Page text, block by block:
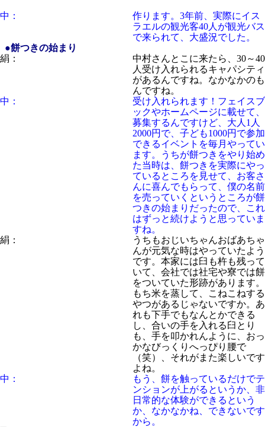
中：
作ります。3年前、実際にイス
ラエルの観光客40人が観光バス
で来られて、大盛況でした。
●餅つきの始まり
絹：
中村さんとこに来たら、30～40
人受け入れられるキャパシティ
があるんですね。なかなかのも
んですね。
中：
受け入れられます！ フェイスブ
ックやホームページに載せて、
募集するんですけど、大人1人
2000円で、子ども1000円で参加
できるイベントを毎月やってい
ます。うちが餅つきをやり始め
た当時は、餅つきを実際にやっ
ているところを見せて、お客さ
んに喜んでもらって、僕の名前
を売っていくというところが餅
つきの始まりだったので、これ
はずっと続けようと思っていま
すね。
絹：
うちもおじいちゃんおばあちゃ
んが元気な時はやっていたよう
です。本家には臼も杵も残って
いて、会社では社宅や寮では餅
をついていた形跡があります。
もち米を蒸して、こねこねする
やつがあるじゃないですか。あ
れも下手でもなんとかできる
し、合いの手を入れる臼とり
も、手を叩かれんように、おっ
かなびっくりへっぴり腰で
（笑）、それがまた楽しいです
よね。
中：
もう、餅を触っているだけでテ
ンションが上がるというか、非
日常的な体験ができるという
か、なかなかね、できないです
から。